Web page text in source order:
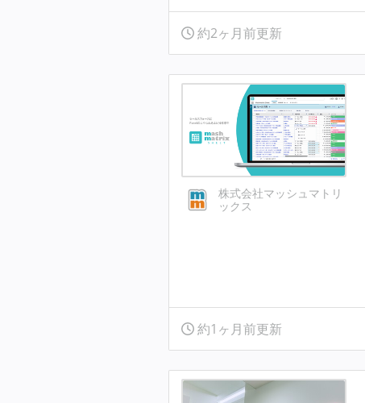
約2ヶ月前更新
株式会社マッシュマトリ
ックス
約1ヶ月前更新